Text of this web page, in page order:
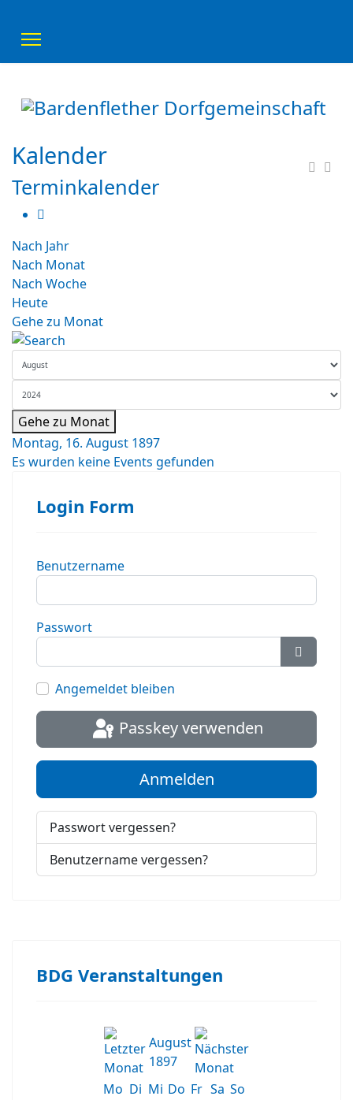
Kalender
Terminkalender
Nach Jahr
Nach Monat
Nach Woche
Heute
Gehe zu Monat
Gehe zu Monat
Montag, 16. August 1897
Es wurden keine Events gefunden
Login Form
Benutzername
Passwort
Angemeldet bleiben
Passkey verwenden
Anmelden
Passwort vergessen?
Benutzername vergessen?
BDG Veranstaltungen
August
1897
Mo Di Mi Do Fr Sa So